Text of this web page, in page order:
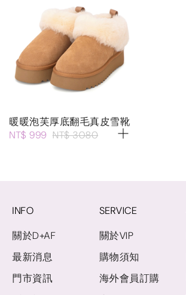
暖暖泡芙厚底翻毛真皮雪靴
NT$ 999 NT$ 3080
INFO
關於D+AF
最新消息
門市資訊
SERVICE
關於VIP
購物須知
海外會員訂購